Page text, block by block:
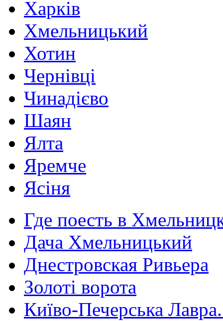
Харків
Хмельницький
Хотин
Чернівці
Чинадієво
Шаян
Ялта
Яремче
Ясіня
Где поесть в
Дача Хмельницький
Днестровская Ривьера
Золоті ворота
Київо-Печерська